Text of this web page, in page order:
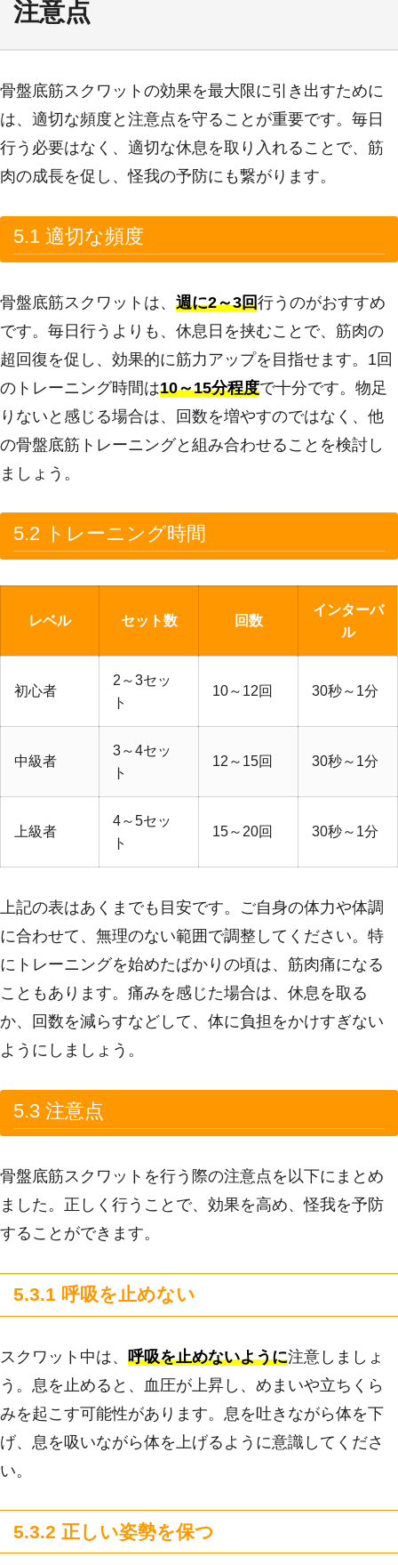
注意点
骨盤底筋スクワットの効果を最大限に引き出すために
は、適切な頻度と注意点を守ることが重要です。毎日
行う必要はなく、適切な休息を取り入れることで、筋
肉の成長を促し、怪我の予防にも繋がります。
5.1 適切な頻度
骨盤底筋スクワットは、 週に2～3回行うのがおすすめ
です。毎日行うよりも、休息日を挟むことで、筋肉の
超回復を促し、効果的に筋力アップを目指せます。1回
のトレーニング時間は10～15分程度で十分です。物足
りないと感じる場合は、回数を増やすのではなく、他
の骨盤底筋トレーニングと組み合わせることを検討し
ましょう。
5.2 トレーニング時間
レベル セット数 回数
インターバ
ル
初心者
2～3セッ
ト
10～12回 30秒～1分
中級者
3～4セッ
ト
12～15回 30秒～1分
上級者
4～5セッ
ト
15～20回 30秒～1分
上記の表はあくまでも目安です。ご自身の体力や体調
に合わせて、無理のない範囲で調整してください。特
にトレーニングを始めたばかりの頃は、筋肉痛になる
こともあります。痛みを感じた場合は、休息を取る
か、回数を減らすなどして、体に負担をかけすぎない
ようにしましょう。
5.3 注意点
骨盤底筋スクワットを行う際の注意点を以下にまとめ
ました。正しく行うことで、効果を高め、怪我を予防
することができます。
5.3.1 呼吸を止めない
スクワット中は、 呼吸を止めないように注意しましょ
う。息を止めると、血圧が上昇し、めまいや立ちくら
みを起こす可能性があります。息を吐きながら体を下
げ、息を吸いながら体を上げるように意識してくださ
い。
5.3.2 正しい姿勢を保つ